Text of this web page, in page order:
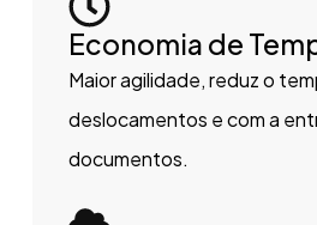
Economia de
Maior agilidade, reduz o
deslocamentos e com a
documentos.